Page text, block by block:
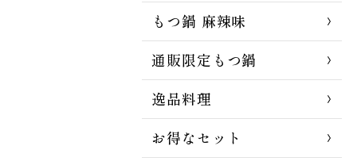
もつ鍋 麻辣味
通販限定もつ鍋
逸品料理
お得なセット